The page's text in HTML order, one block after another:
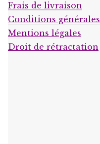
Frais de livraison
Conditions générales
Mentions légales
Droit de rétractation